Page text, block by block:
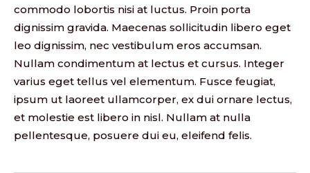
commodo lobortis nisi at luctus. Proin porta
dignissim gravida. Maecenas sollicitudin libero eget
leo dignissim, nec vestibulum eros accumsan.
Nullam condimentum at lectus et cursus. Integer
varius eget tellus vel elementum. Fusce feugiat,
ipsum ut laoreet ullamcorper, ex dui ornare lectus,
et molestie est libero in nisl. Nullam at nulla
pellentesque, posuere dui eu, eleifend felis.